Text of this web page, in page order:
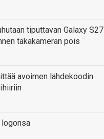
tiputtavan Galaxy S27
takakameran pois
avoimen lähdekoodin